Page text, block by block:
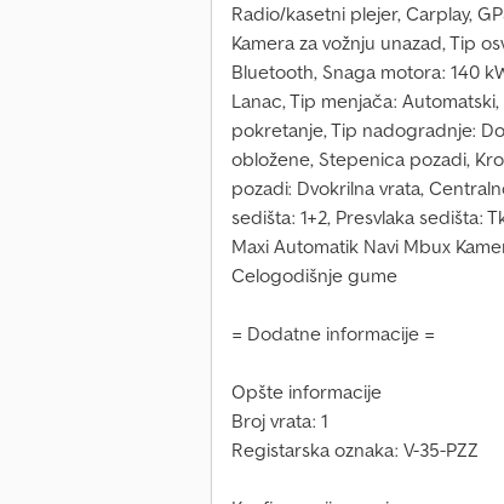
Radio/kasetni plejer, Carplay,
Kamera za vožnju unazad, Tip
Bluetooth, Snaga motora: 140
Lanac, Tip menjača:
pokretanje, Tip nadogradnje:
obložene, Stepenica pozadi,
pozadi: Dvokrilna vrata,
sedišta: 1+2, Presvlaka sedišta:
Maxi Automatik Navi Mbux
Celogodišnje gume
= Dodatne informacije =
Opšte informacije
Broj vrata: 1
Registarska oznaka: V-35-PZZ